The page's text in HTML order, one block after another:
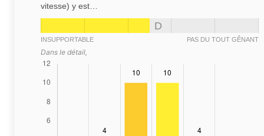
vitesse) y est…
D
INSUPPORTABLE PAS DU TOUT GÊNANT
Dans le détail,